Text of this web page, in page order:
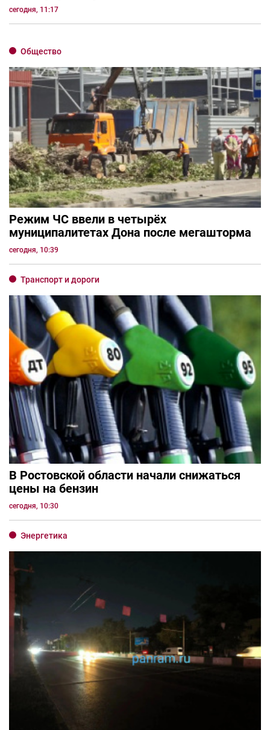
сегодня, 11:17
Общество
Режим ЧС ввели в четырёх
муниципалитетах Дона после мегашторма
сегодня, 10:39
Транспорт и дороги
В Ростовской области начали снижаться
цены на бензин
сегодня, 10:30
Энергетика